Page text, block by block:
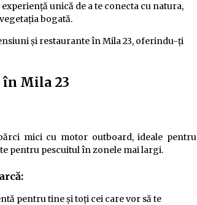
unică de a te conecta cu natura,
bogată.
și restaurante în Mila 23, oferindu-ți
Mila 23
mici cu motor outboard, ideale pentru
pentru pescuitul în zonele mai largi.
pentru tine și toți cei care vor să te